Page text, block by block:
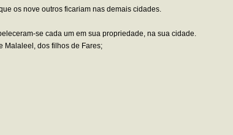
os nove outros ficariam nas demais cidades.
se cada um em sua propriedade, na sua cidade.
Malaleel, dos filhos de Fares;